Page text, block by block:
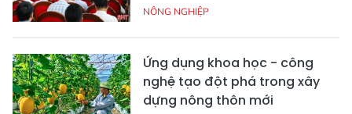
NÔNG NGHIỆP
Ứng dụng khoa học - công
nghệ tạo đột phá trong xây
dựng nông thôn mới